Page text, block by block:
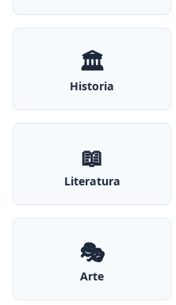
🏛️
Historia
📖
Literatura
🎭
Arte